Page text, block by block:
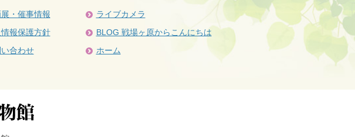
・催事情報
報保護方針
合わせ
ライブカメラ
BLOG 戦場ヶ原からこんにちは
ホーム